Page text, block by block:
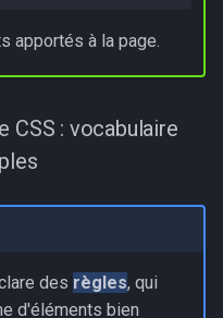
apportés à la page.
CSS : vocabulaire
des règles, qui
d'éléments bien